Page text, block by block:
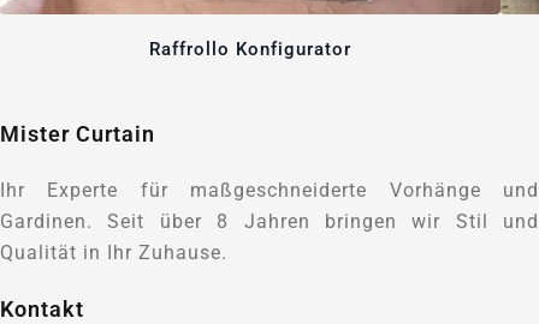
Raffrollo Konfigurator
Mister Curtain
Ihr Experte für maßgeschneiderte Vorhänge und
Gardinen. Seit über 8 Jahren bringen wir Stil und
Qualität in Ihr Zuhause.
Kontakt